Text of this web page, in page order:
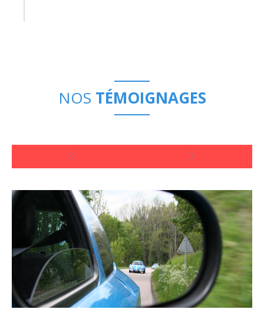
NOS TÉMOIGNAGES